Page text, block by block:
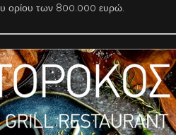
ορίου των 800.000 ευρώ.